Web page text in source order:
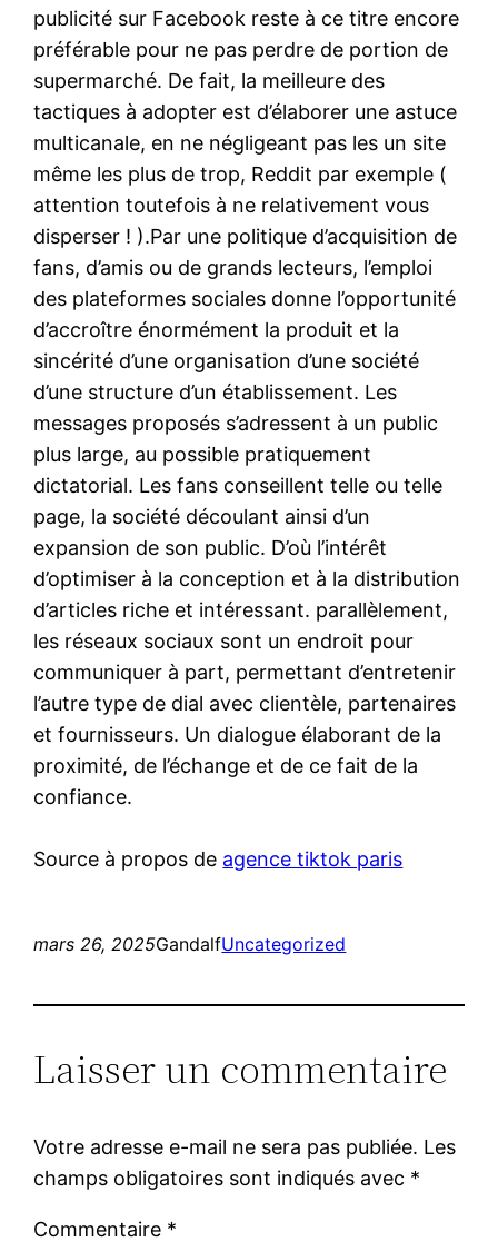
publicité sur Facebook reste à ce titre encore
préférable pour ne pas perdre de portion de
supermarché. De fait, la meilleure des
tactiques à adopter est d’élaborer une astuce
multicanale, en ne négligeant pas les un site
même les plus de trop, Reddit par exemple (
attention toutefois à ne relativement vous
disperser ! ).Par une politique d’acquisition de
fans, d’amis ou de grands lecteurs, l’emploi
des plateformes sociales donne l’opportunité
d’accroître énormément la produit et la
sincérité d’une organisation d’une société
d’une structure d’un établissement. Les
messages proposés s’adressent à un public
plus large, au possible pratiquement
dictatorial. Les fans conseillent telle ou telle
page, la société découlant ainsi d’un
expansion de son public. D’où l’intérêt
d’optimiser à la conception et à la distribution
d’articles riche et intéressant. parallèlement,
les réseaux sociaux sont un endroit pour
communiquer à part, permettant d’entretenir
l’autre type de dial avec clientèle, partenaires
et fournisseurs. Un dialogue élaborant de la
proximité, de l’échange et de ce fait de la
confiance.
Source à propos de agence tiktok paris
mars 26, 2025GandalfUncategorized
Laisser un commentaire
Votre adresse e-mail ne sera pas publiée. Les
champs obligatoires sont indiqués avec *
Commentaire *